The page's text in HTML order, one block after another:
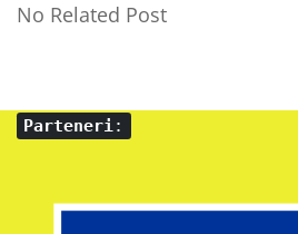
No Related Post
Parteneri: